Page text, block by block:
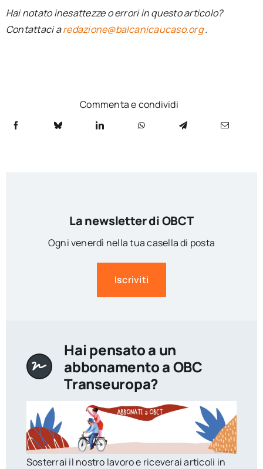
Hai notato inesattezze o errori in questo articolo?
Contattaci aredazione@balcanicaucaso.org.
Commenta e condividi
La newsletter di OBCT
Ogni venerdì nella tua casella di posta
Iscriviti
Hai pensato a un
abbonamento a OBC
Transeuropa?
Sosterrai il nostro lavoro e riceverai articoli in